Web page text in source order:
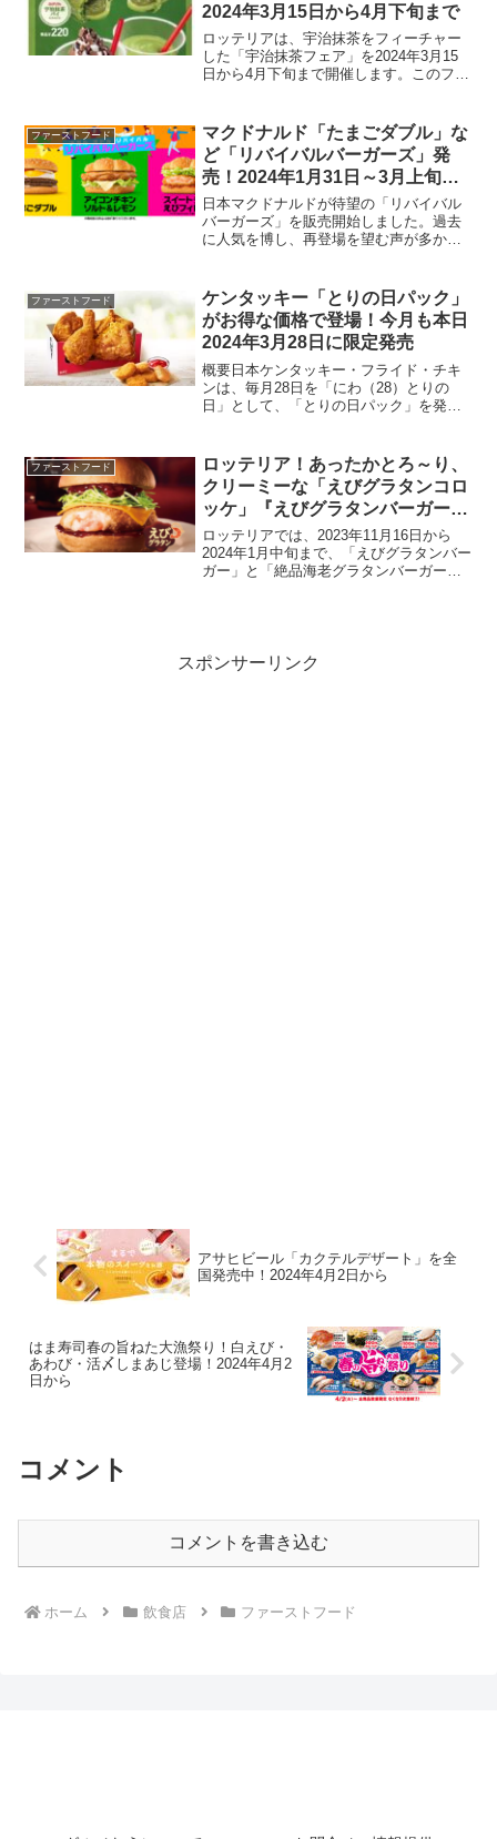
2024年3月15日から4月下旬まで
ロッテリアは、宇治抹茶をフィーチャー
した「宇治抹茶フェア」を2024年3月15
日から4月下旬まで開催します。このフェ
ューが登場します。メニューと価格宇治
抹茶パイ価格: ...
ファーストフード
マクドナルド「たまごダブル」な
ど「リバイバルバーガーズ」発
売！2024年1月31日～3月上旬ま
で
日本マクドナルドが待望の「リバイバル
バーガーズ」を販売開始しました。過去
に人気を博し、再登場を望む声が多かっ
トチリ えびフィレオ」と、朝マック限定
の「たまごダブルマ...
ファーストフード
ケンタッキー「とりの日パック」
がお得な価格で登場！今月も本日
2024年3月28日に限定発売
概要日本ケンタッキー・フライド・チキ
ンは、毎月28日を「にわ（28）とりの
日」として、「とりの日パック」を発
タッキーの人気商品をお得に楽しめる絶
好の機会です。「と...
ファーストフード
ロッテリア！あったかとろ～り、
クリーミーな「えびグラタンコロ
ッケ」『えびグラタンバーガー』
と『絶品海老グラタンバーガー』
を11月16日から期間限定で販売
ロッテリアでは、2023年11月16日から
2024年1月中旬まで、「えびグラタンバー
ガー」と「絶品海老グラタンバーガー」
スポンサーリンク
アサヒビール「カクテルデザート」を全
国発売中！2024年4月2日から
はま寿司春の旨ねた大漁祭り！白えび・
あわび・活〆しまあじ登場！2024年4月2
日から
コメント
コメントを書き込む
ホーム 飲食店 ファーストフード